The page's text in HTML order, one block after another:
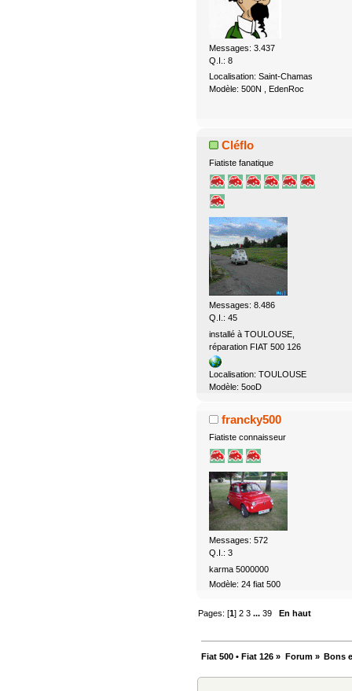
Messages: 3.437
Q.I.: 8
Localisation: Saint-Chamas
Modèle: 500N , EdenRoc
Cléflo
Fiatiste fanatique
Messages: 8.486
Q.I.: 45
installé à TOULOUSE,
réparation FIAT 500 126
Localisation: TOULOUSE
Modèle: 5ooD
francky500
Fiatiste connaisseur
Messages: 572
Q.I.: 3
karma 5000000
Modèle: 24 fiat 500
Pages: [1]2 3 ...39 En haut
Fiat 500 • Fiat 126 » Forum» Bons